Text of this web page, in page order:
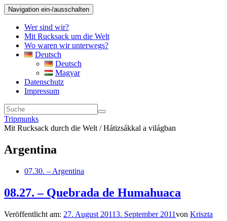
Navigation ein-/ausschalten
Wer sind wir?
Mit Rucksack um die Welt
Wo waren wir unterwegs?
Deutsch
Deutsch
Magyar
Datenschutz
Impressum
Tripmunks
Mit Rucksack durch die Welt / Hátizsákkal a világban
Argentina
07.30. – Argentina
08.27. – Quebrada de Humahuaca
Veröffentlicht am: 27. August 20113. September 2011von Kriszta